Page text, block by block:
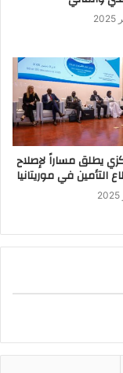
يطلق مساراً لإصلاح
التأمين في موريتانيا